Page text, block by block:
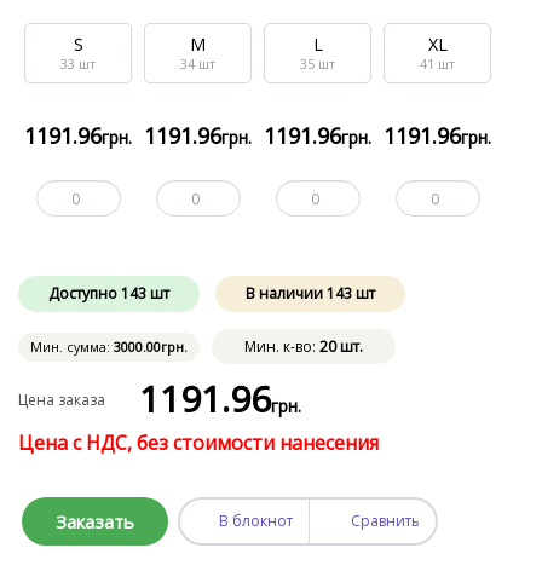
S
33 шт
1191.96грн.
M
34 шт
1191.96грн.
L
35 шт
1191.96грн.
XL
41 шт
1191.96грн.
Доступно143 шт В наличии143шт
Мин. сумма: 3000.00грн. Мин. к-во: 20 шт.
Цена заказа 1191.96грн.
Цена с НДС, без стоимости нанесения
Заказать В блокнот Сравнить